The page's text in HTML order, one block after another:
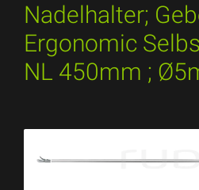
Nadelhalter;
Ergonomic
NL 450mm ;